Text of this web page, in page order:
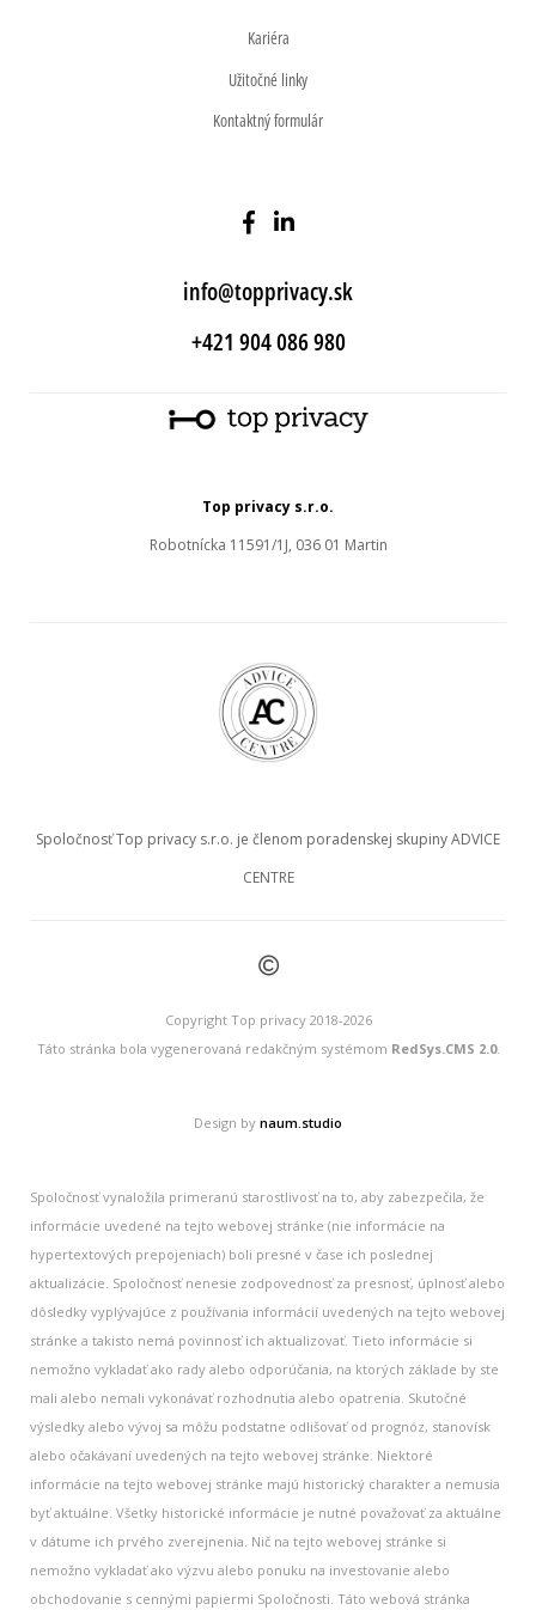
Kariéra
Užitočné linky
Kontaktný formulár
info@topprivacy.sk
+421 904 086 980
Top privacy s.r.o.
Robotnícka 11591/1J, 036 01 Martin
Spoločnosť Top privacy s.r.o. je členom poradenskej skupiny ADVICE
CENTRE
©
Copyright Top privacy 2018-2026
Táto stránka bola vygenerovaná redakčným systémom RedSys.CMS 2.0.
Design by naum.studio
Spoločnosť vynaložila primeranú starostlivosť na to, aby zabezpečila, že
informácie uvedené na tejto webovej stránke (nie informácie na
hypertextových prepojeniach) boli presné v čase ich poslednej
aktualizácie. Spoločnosť nenesie zodpovednosť za presnosť, úplnosť alebo
dôsledky vyplývajúce z používania informácií uvedených na tejto webovej
stránke a takisto nemá povinnosť ich aktualizovať. Tieto informácie si
nemožno vykladať ako rady alebo odporúčania, na ktorých základe by ste
mali alebo nemali vykonávať rozhodnutia alebo opatrenia. Skutočné
výsledky alebo vývoj sa môžu podstatne odlišovať od prognóz, stanovísk
alebo očakávaní uvedených na tejto webovej stránke. Niektoré
informácie na tejto webovej stránke majú historický charakter a nemusia
byť aktuálne. Všetky historické informácie je nutné považovať za aktuálne
v dátume ich prvého zverejnenia. Nič na tejto webovej stránke si
nemožno vykladať ako výzvu alebo ponuku na investovanie alebo
obchodovanie s cennými papiermi Spoločnosti. Táto webová stránka